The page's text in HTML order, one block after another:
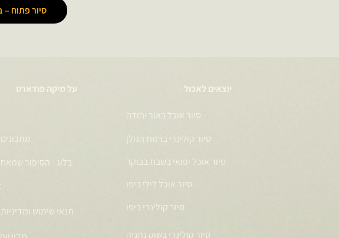
סיור פתוח –
על מיקה פודארט
בלוג - הסיפור
תנאי שימוש
יוצאים לאכול
סיור אוכל באור יהודה
סיור קולינרי ברמת הגולן
סיור אוכל יפואי בשבת בבוקר
סיור קולינרי ביפו
סיור אוכל לילי ביפו
סיור קולינרי בשוק נתניה